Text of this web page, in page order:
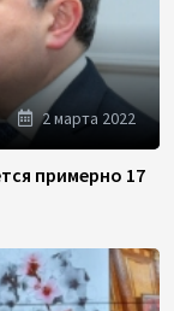
2 марта 2022
примерно 17